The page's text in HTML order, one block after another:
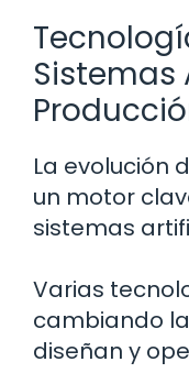
Sistemas
La evolución
un motor
sistemas
Varias
cambiando
diseñan y